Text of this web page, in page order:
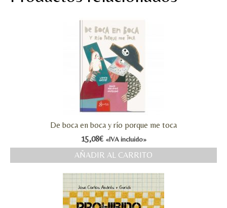
De boca en boca y río porque me toca
15,08€ «IVA incluido»
AÑADIR AL CARRITO